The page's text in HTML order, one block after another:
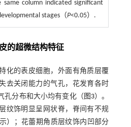
column indicated significant
stages（P<0.05）.
的超微结构特征
化的表皮细胞，外面有角质层覆
去关闭能力的气孔，花发育各时
孔分布和大小均有变化（ 图3）。
纹饰明显呈网状脊，脊间有不规
）；花蕾期角质层纹饰内凹部分